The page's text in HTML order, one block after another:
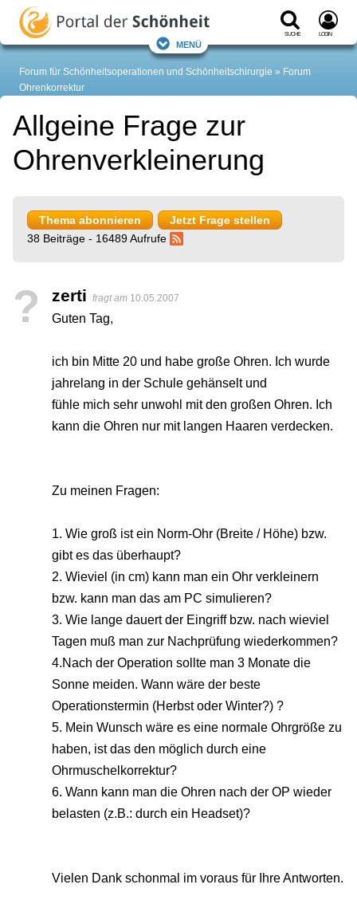
Suche Login
Menü
Forum für Schönheitsoperationen und Schönheitschirurgie
Forum
Ohrenkorrektur
Allgeine Frage zur
Ohrenverkleinerung
Thema abonnieren
Jetzt Frage stellen
38 Beiträge - 16489 Aufrufe
? zerti fragt am 10.05.2007
Guten Tag,
ich bin Mitte 20 und habe große Ohren. Ich wurde
jahrelang in der Schule gehänselt und
fühle mich sehr unwohl mit den großen Ohren. Ich
kann die Ohren nur mit langen Haaren verdecken.
Zu meinen Fragen:
1. Wie groß ist ein Norm-Ohr (Breite / Höhe) bzw.
gibt es das überhaupt?
2. Wieviel (in cm) kann man ein Ohr verkleinern
bzw. kann man das am PC simulieren?
3. Wie lange dauert der Eingriff bzw. nach wieviel
Tagen muß man zur Nachprüfung wiederkommen?
4.Nach der Operation sollte man 3 Monate die
Sonne meiden. Wann wäre der beste
Operationstermin (Herbst oder Winter?) ?
5. Mein Wunsch wäre es eine normale Ohrgröße zu
haben, ist das den möglich durch eine
Ohrmuschelkorrektur?
6. Wann kann man die Ohren nach der OP wieder
belasten (z.B.: durch ein Headset)?
Vielen Dank schonmal im voraus für Ihre Antworten.